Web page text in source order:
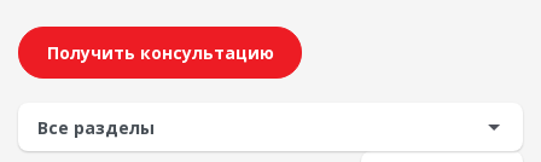
Получить консультацию